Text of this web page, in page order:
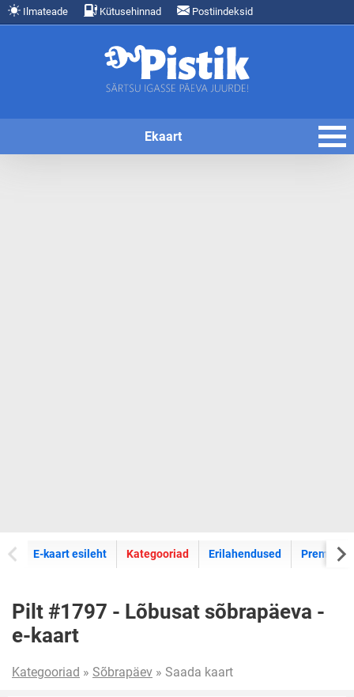
Ilmateade Kütusehinnad Postiindeksid
Ekaart
E-kaart esileht E-kaartide
Kategooriad Erilahendused Premium
Pilt #1797 - Lõbusat sõbrapäeva -
e-kaart
Kategooriad » Sõbrapäev » Saada kaart